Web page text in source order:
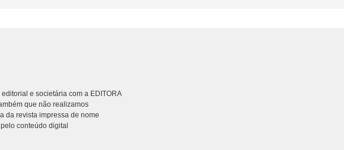
e societária com a EDITORA
que não realizamos
da revista impressa de nome
conteúdo digital